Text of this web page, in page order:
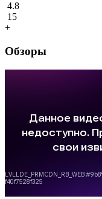
4.8
15
+
Обзоры